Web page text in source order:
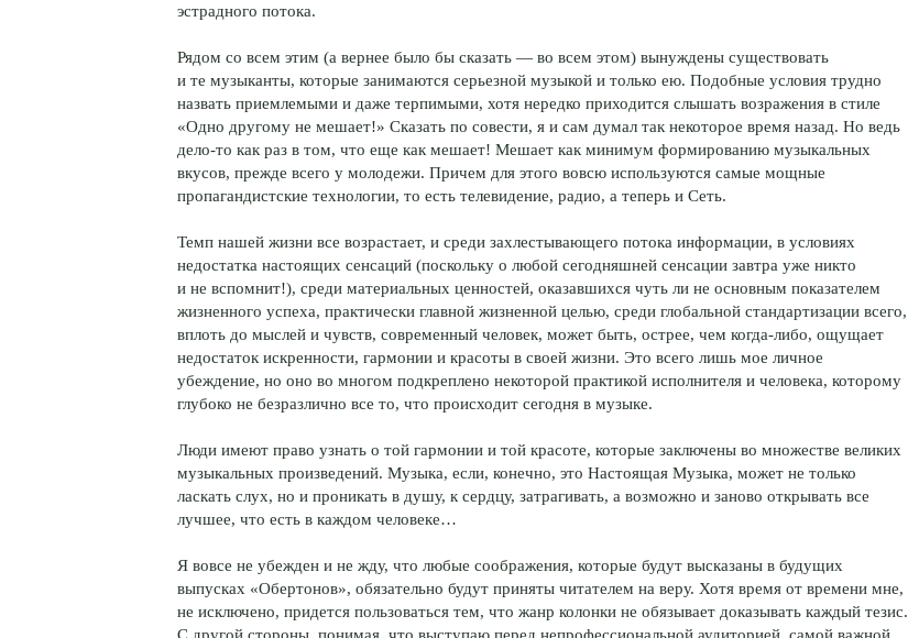
эстрадного потока.
Рядом со всем этим (а вернее было бы сказать — во всем этом) вынуждены существовать
и те музыканты, которые занимаются серьезной музыкой и только ею. Подобные условия трудно
назвать приемлемыми и даже терпимыми, хотя нередко приходится слышать возражения в стиле
«Одно другому не мешает!» Сказать по совести, я и сам думал так некоторое время назад. Но ведь
дело-то как раз в том, что еще как мешает! Мешает как минимум формированию музыкальных
вкусов, прежде всего у молодежи. Причем для этого вовсю используются самые мощные
пропагандистские технологии, то есть телевидение, радио, а теперь и Сеть.
Темп нашей жизни все возрастает, и среди захлестывающего потока информации, в условиях
недостатка настоящих сенсаций (поскольку о любой сегодняшней сенсации завтра уже никто
и не вспомнит!), среди материальных ценностей, оказавшихся чуть ли не основным показателем
жизненного успеха, практически главной жизненной целью, среди глобальной стандартизации всего,
вплоть до мыслей и чувств, современный человек, может быть, острее, чем когда-либо, ощущает
недостаток искренности, гармонии и красоты в своей жизни. Это всего лишь мое личное
убеждение, но оно во многом подкреплено некоторой практикой исполнителя и человека, которому
глубоко не безразлично все то, что происходит сегодня в музыке.
Люди имеют право узнать о той гармонии и той красоте, которые заключены во множестве великих
музыкальных произведений. Музыка, если, конечно, это Настоящая Музыка, может не только
ласкать слух, но и проникать в душу, к сердцу, затрагивать, а возможно и заново открывать все
лучшее, что есть в каждом человеке…
Я вовсе не убежден и не жду, что любые соображения, которые будут высказаны в будущих
выпусках «Обертонов», обязательно будут приняты читателем на веру. Хотя время от времени мне,
не исключено, придется пользоваться тем, что жанр колонки не обязывает доказывать каждый тезис.